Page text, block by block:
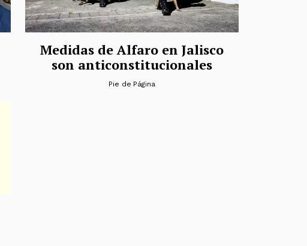
Medidas de Alfaro en Jalisco
son anticonstitucionales
Pie de Página